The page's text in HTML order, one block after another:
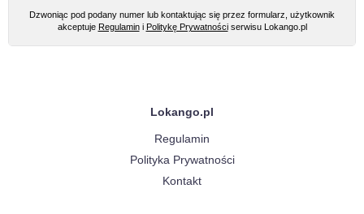
Dzwoniąc pod podany numer lub kontaktując się przez formularz, użytkownik
akceptuje Regulamini Politykę Prywatnościserwisu Lokango.pl
Lokango.pl
Regulamin
Polityka Prywatności
Kontakt